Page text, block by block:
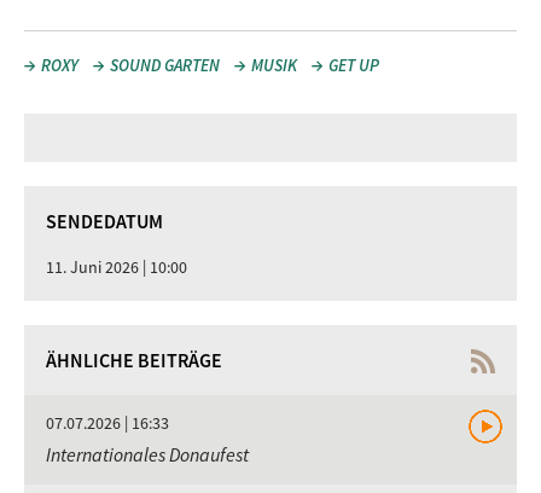
ROXY SOUND GARTEN MUSIK GET UP
SENDEDATUM
11. Juni 2026 | 10:00
ÄHNLICHE BEITRÄGE
07.07.2026 | 16:33
Internationales Donaufest